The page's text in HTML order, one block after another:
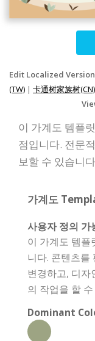
Edit Localized
(TW) | 卡通树家族树(CN)
이 가계도 템플
점입니다. 전문
보할 수 있습니
가계도
사용자 정의 가
이 가계도 템플
니다. 콘텐츠를
변경하고, 디
의 작업을 할
Dominant